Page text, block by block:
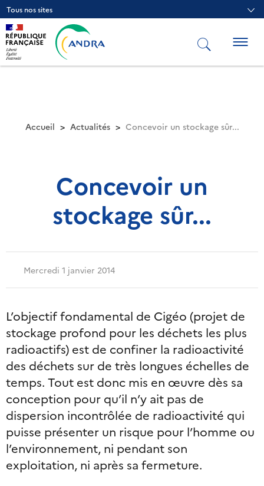
Aller
au
contenu
principal
Tous nos sites
Accueil Actualités Concevoir un stockage sûr...
Concevoir un
stockage sûr...
Mercredi 1 janvier 2014
L’objectif fondamental de Cigéo (projet de
stockage profond pour les déchets les plus
radioactifs) est de confiner la radioactivité
des déchets sur de très longues échelles de
temps. Tout est donc mis en œuvre dès sa
conception pour qu’il n’y ait pas de
dispersion incontrôlée de radioactivité qui
puisse présenter un risque pour l’homme ou
l’environnement, ni pendant son
exploitation, ni après sa fermeture.